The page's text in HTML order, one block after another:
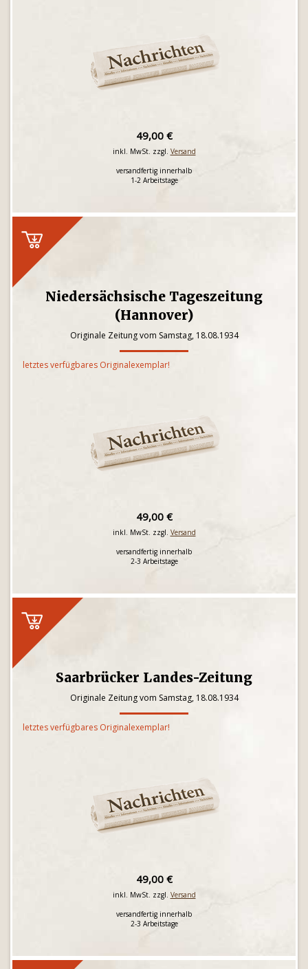
49,00 €
inkl. MwSt. zzgl. Versand
versandfertig innerhalb
1-2 Arbeitstage
Niedersächsische Tageszeitung
(Hannover)
Originale Zeitung vom Samstag, 18.08.1934
letztes verfügbares Originalexemplar!
49,00 €
inkl. MwSt. zzgl. Versand
versandfertig innerhalb
2-3 Arbeitstage
Saarbrücker Landes-Zeitung
Originale Zeitung vom Samstag, 18.08.1934
letztes verfügbares Originalexemplar!
49,00 €
inkl. MwSt. zzgl. Versand
versandfertig innerhalb
2-3 Arbeitstage